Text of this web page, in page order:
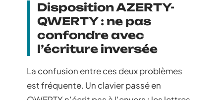
Disposition AZERTY-
QWERTY : ne pas
confondre avec
l’écriture inversée
La confusion entre ces deux problèmes
est fréquente. Un clavier passé en